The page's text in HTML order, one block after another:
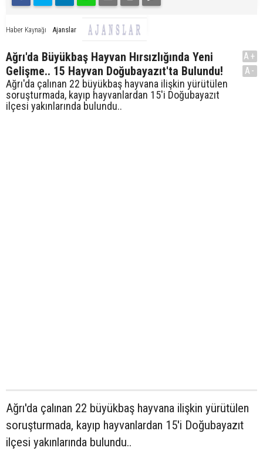
Haber Kaynağı Ajanslar
Ağrı'da Büyükbaş Hayvan Hırsızlığında Yeni
Gelişme.. 15 Hayvan Doğubayazıt'ta Bulundu!
Ağrı'da çalınan 22 büyükbaş hayvana ilişkin yürütülen
soruşturmada, kayıp hayvanlardan 15'i Doğubayazıt
ilçesi yakınlarında bulundu..
A+
A-
Ağrı'da çalınan 22 büyükbaş hayvana ilişkin yürütülen
soruşturmada, kayıp hayvanlardan 15'i Doğubayazıt
ilçesi yakınlarında bulundu..